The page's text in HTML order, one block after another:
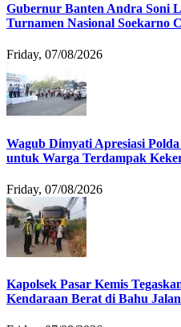
Gubernur Banten Andra Soni
Turnamen Nasional Soekarno
Friday, 07/08/2026
Wagub Dimyati Apresiasi
untuk Warga Terdampak
Friday, 07/08/2026
Kapolsek Pasar Kemis
Kendaraan Berat di Bahu